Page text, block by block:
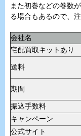
また初巻などの巻数
る場合もあるので、
会社名
宅配買取キットあり
送料
期間
振込手数料
キャンペーン
公式サイト